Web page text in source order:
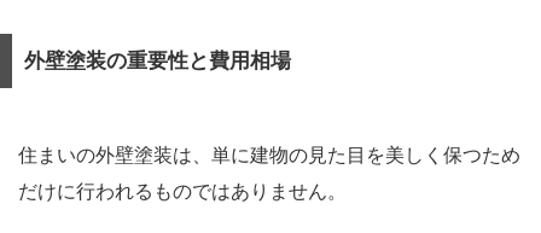
外壁塗装の重要性と費用相場
住まいの外壁塗装は、単に建物の見た目を美しく保つため
だけに行われるものではありません。